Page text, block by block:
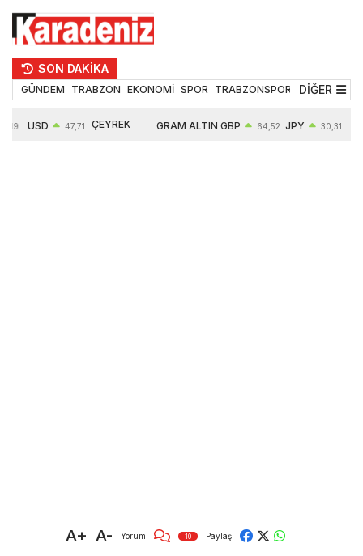
SON DAKİKA
GÜNDEM TRABZON EKONOMİ SPOR TRABZONSPOR TEKNOLOJİ
DİĞER
USD 47,71 ÇEYREK GRAM ALTIN GBP 64,52 JPY 30,31
A+ A- Yorum 10 Paylaş